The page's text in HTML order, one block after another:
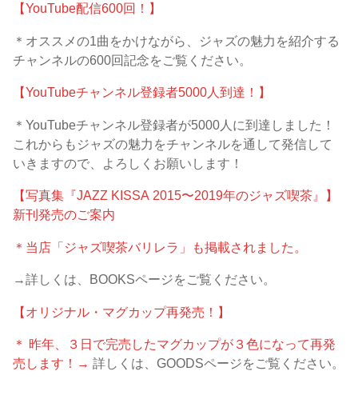
【YouTube配信600回！】
＊オススメの1曲をかけながら、ジャズの魅力を紹介する
チャンネルの600回記念をご覧ください。
【YouTubeチャンネル登録者5000人到達！】
＊YouTubeチャンネル登録者が5000人に到達しました！
これからもジャズの魅力をチャンネルを通して発信して
いきますので、よろしくお願いします！
【写真集『JAZZ KISSA 2015〜2019年のジャズ喫茶』】
新刊発売のご案内
＊当店「ジャズ喫茶バリレラ」も掲載されました。
→詳しくは、BOOKSページをご覧ください。
【オリジナル・マグカップ再発売！】
＊ 昨年、３日で完売したマグカップが３色になって再発
売します！→詳しくは、GOODSページをご覧ください。